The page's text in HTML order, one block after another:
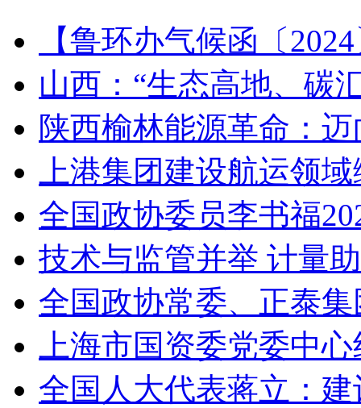
【鲁环办气候函〔
山西：“生态高地、碳
陕西榆林能源革命：
上港集团建设航运领
全国政协委员李书福
技术与监管并举 计量
全国政协常委、正泰
上海市国资委党委中
全国人大代表蒋立：